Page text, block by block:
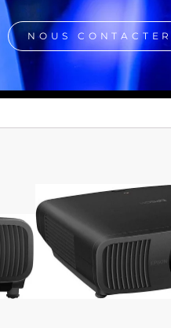
NOUS CONTACTER